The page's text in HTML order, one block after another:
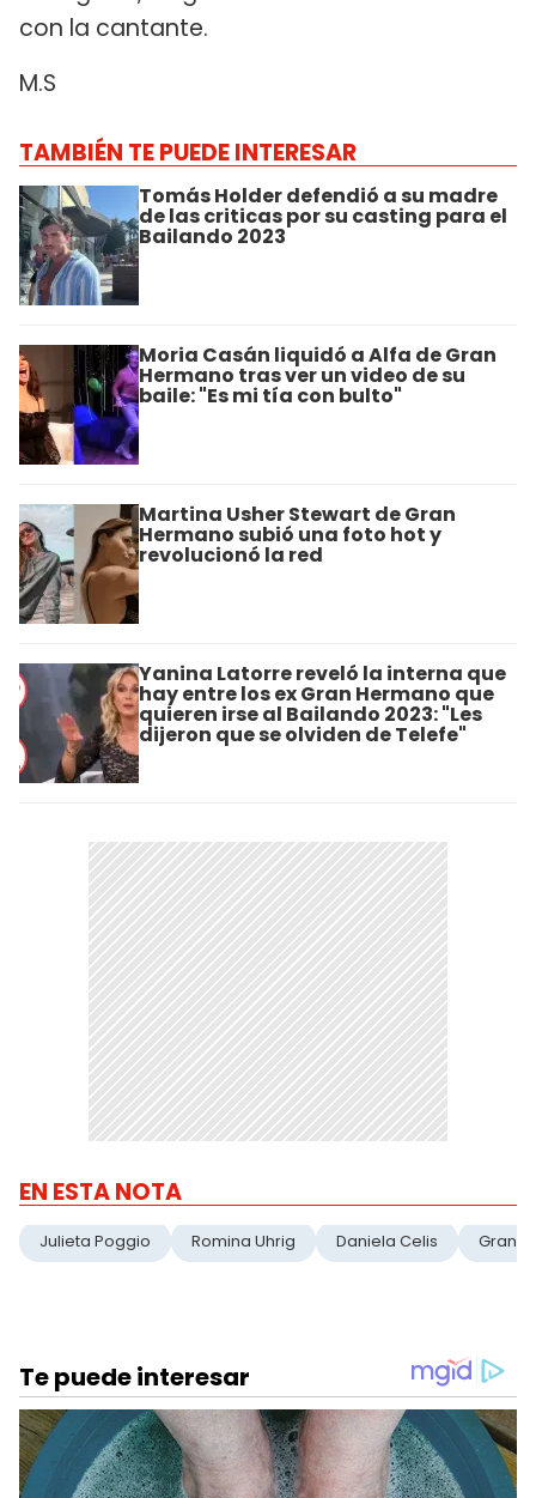
con la cantante.
M.S
TAMBIÉN TE PUEDE INTERESAR
Tomás Holder defendió a su madre
de las criticas por su casting para el
Bailando 2023
Moria Casán liquidó a Alfa de Gran
Hermano tras ver un video de su
baile: "Es mi tía con bulto"
Martina Usher Stewart de Gran
Hermano subió una foto hot y
revolucionó la red
Yanina Latorre reveló la interna que
hay entre los ex Gran Hermano que
quieren irse al Bailando 2023: "Les
dijeron que se olviden de Telefe"
EN ESTA NOTA
Julieta Poggio Romina Uhrig Daniela Celis Gran